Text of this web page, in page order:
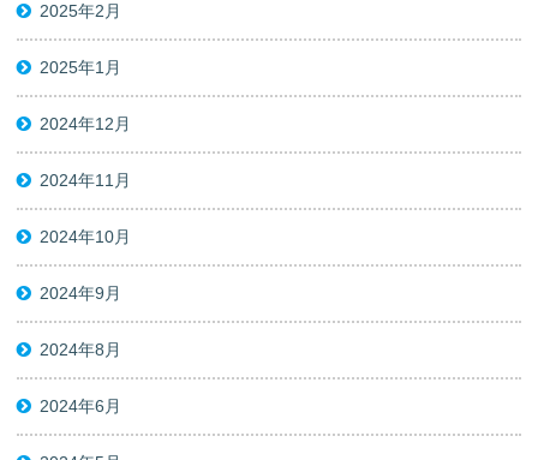
2025年2月
2025年1月
2024年12月
2024年11月
2024年10月
2024年9月
2024年8月
2024年6月